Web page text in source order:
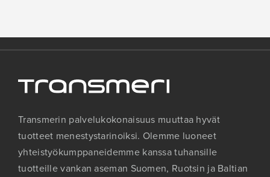
Transmerin palvelukokonaisuus muuttaa hyvät
tuotteet menestystarinoiksi. Olemme luoneet
yhteistyökumppaneidemme kanssa tuhansille
tuotteille vankan aseman Suomen, Ruotsin ja Baltian